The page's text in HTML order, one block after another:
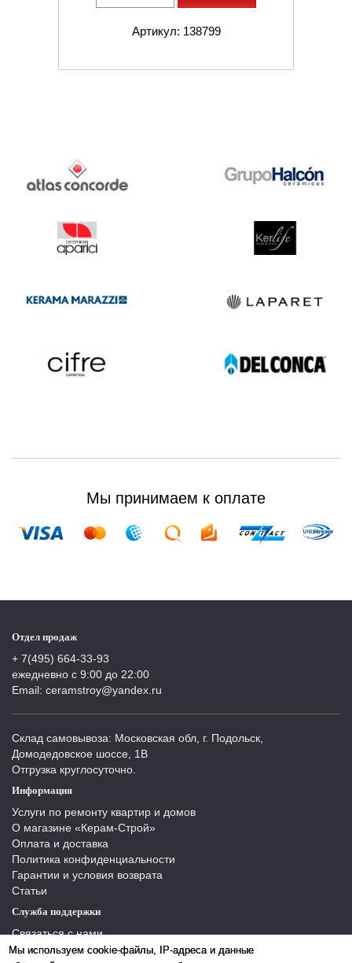
Мы используем cookie-файлы, IP-адреса и данные
Артикул: 138799
Мы принимаем к оплате
Отдел продаж
+ 7(495) 664-33-93
ежедневно с 9:00 до 22:00
Email: ceramstroy@yandex.ru
Склад самовывоза: Московская обл, г. Подольск,
Домодедовское шоссе, 1В
Отгрузка круглосуточно.
Информация
Услуги по ремонту квартир и домов
О магазине «Керам-Строй»
Оплата и доставка
Политика конфиденциальности
Гарантии и условия возврата
Статьи
Служба поддержки
Связаться с нами
Отзывы